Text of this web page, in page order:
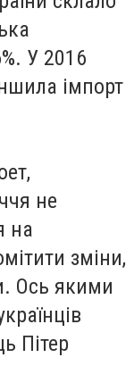
У 2016
імпорт
не
на
зміни,
Ось якими
Пітер